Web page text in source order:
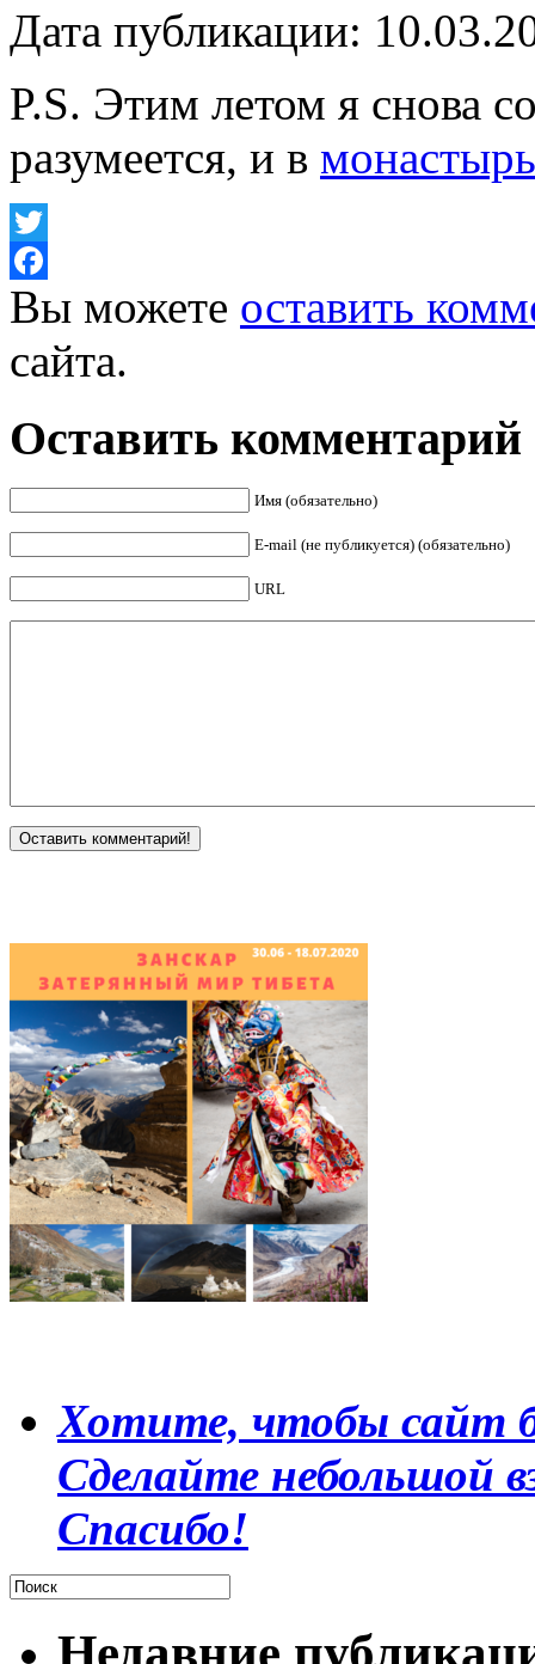
Дата публикации:
P.S. Этим летом я снова
разумеется, и в
Twitter
Facebook
Вы можете оставить
сайта.
Оставить комментарий
Имя (обязательно)
E-mail (не публикуется) (обязательно)
URL
Хотите, чтобы сайт
Сделайте небольшой
Спасибо!